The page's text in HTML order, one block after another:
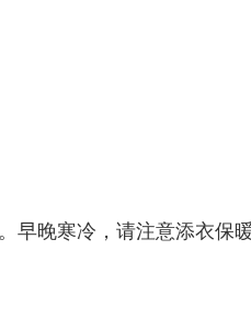
早晚寒冷，请注意添衣保